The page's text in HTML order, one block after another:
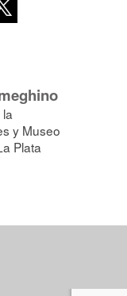
y Museo
Plata